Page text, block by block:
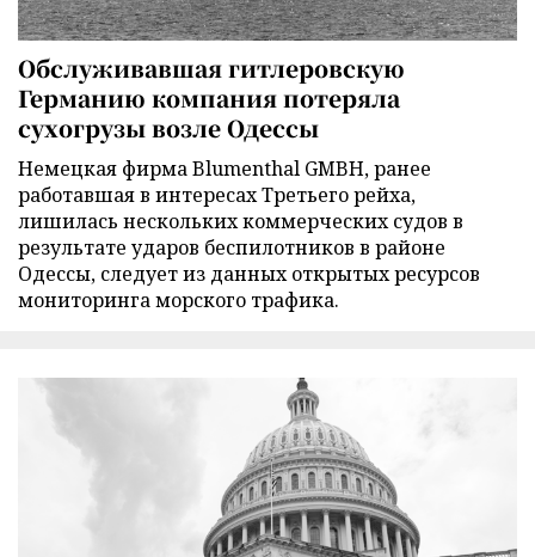
Обслуживавшая гитлеровскую
Германию компания потеряла
сухогрузы возле Одессы
Немецкая фирма Blumenthal GMBH, ранее
работавшая в интересах Третьего рейха,
лишилась нескольких коммерческих судов в
результате ударов беспилотников в районе
Одессы, следует из данных открытых ресурсов
мониторинга морского трафика.